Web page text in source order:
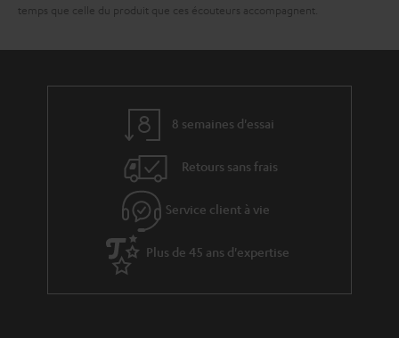
temps que celle du produit que ces écouteurs accompagnent.
8 semaines d'essai
Retours sans frais
Service client à vie
Plus de 45 ans d'expertise